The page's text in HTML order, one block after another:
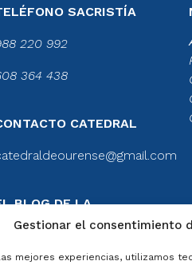
Gestionar el consentimiento
mejores experiencias, utilizamos
SACRISTÍA
220 992
364 438
CATEDRAL
BLOG DE LA
CATEDRAL
el blog